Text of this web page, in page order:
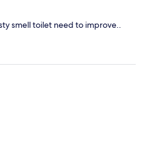
smell toilet need to improve..